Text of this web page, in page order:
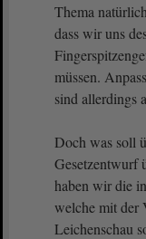
Thema
dass wir uns
müssen.
sind allerdings
Doch was soll
Gesetzentwurf
haben wir die
welche mit der
Leichenschau